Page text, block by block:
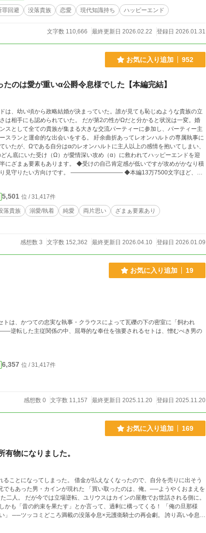
に導いている途中。 病弱で原作だと生死不明になる、イザベラの腹違いの
──。 エミール・ディ・フランドル(20)×ミレア・
罪回避 没落貴族 恋愛 現代知識持ち ハッピーエンド
文字数 110,666 最終更新日 2026.02.22 登録日 2026.01.31
お気に入り追加 952
のは愛が重いα公爵令息様でした【本編完結】
は、幼い頃から政略結婚が決まっていた。誰が見ても恥じぬような貴族の立
は相手にも認められていた。 だが第2の性がΩだと分かると状況は一変。婚
スとして全ての貴族が集まる大きな交流パーティーに参加し、パーティー主
スランと運命的な出会いをする。 紆余曲折あってレオンハルトの専属執事に
いたが、Ωである自分はαのレオンハルトに主人以上の感情を抱いてしまい、
にざまぁ要素もあります。 ◆受けの自己肯定感が低いですが攻めがかなり積
――――――――― ◆本編13万7500文字ほど、そ
品（独自設定あり）です。 ◆社会問題については深く考えず軽い気持ちで
5,501 位 / 31,417件
落貴族 溺愛/執着 純愛 両片思い
ざまぁ要素あり
感想数 3 文字数 152,362 最終更新日 2026.04.10 登録日 2026.01.09
お気に入り追加 19
は、かつての忠実な執事・クラウスによって瓦礫の下の密室に「飼われ
逆転した主従関係の中、屈辱的な奉仕を強要されるセトは、憎むべき男の
6,357 位 / 31,417件
感想数 0 文字数 11,157 最終更新日 2025.11.20 登録日 2025.11.20
お気に入り追加 169
物になりました。
ことになってしまった。 借金が払えなくなったので、自分を売りに出そう
た 「買い取ったのは、俺。──ようやくおまえを
の約束を果たす」とか言って、過剰に構ってくる！ 「俺の旦那様
令息